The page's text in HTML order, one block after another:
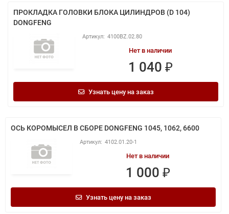
ПРОКЛАДКА ГОЛОВКИ БЛОКА ЦИЛИНДРОВ (D 104)
DONGFENG
4100BZ.02.80
Нет в наличии
1 040 ₽
Узнать цену на заказ
ОСЬ КОРОМЫСЕЛ В СБОРЕ DONGFENG 1045, 1062, 6600
4102.01.20-1
Нет в наличии
1 000 ₽
Узнать цену на заказ